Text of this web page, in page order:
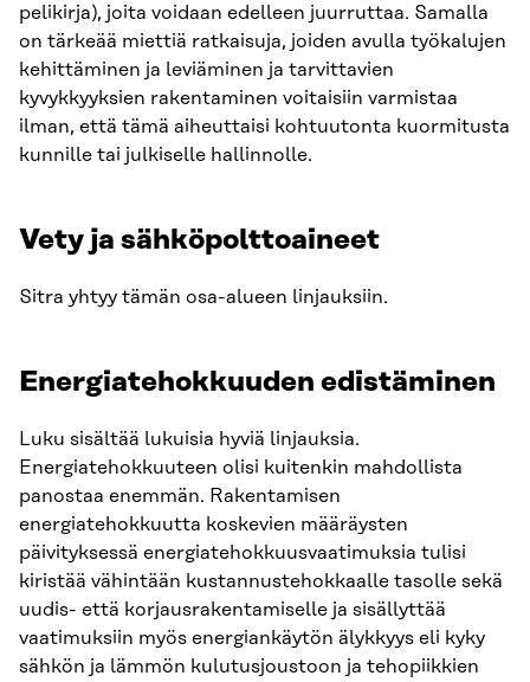
pelikirja), joita voidaan edelleen juurruttaa. Samalla
on tärkeää miettiä ratkaisuja, joiden avulla työkalujen
kehittäminen ja leviäminen ja tarvittavien
kyvykkyyksien rakentaminen voitaisiin varmistaa
ilman, että tämä aiheuttaisi kohtuutonta kuormitusta
kunnille tai julkiselle hallinnolle.
Vety ja sähköpolttoaineet
Sitra yhtyy tämän osa-alueen linjauksiin.
Energiatehokkuuden edistäminen
Luku sisältää lukuisia hyviä linjauksia.
Energiatehokkuuteen olisi kuitenkin mahdollista
panostaa enemmän. Rakentamisen
energiatehokkuutta koskevien määräysten
päivityksessä energiatehokkuusvaatimuksia tulisi
kiristää vähintään kustannustehokkaalle tasolle sekä
uudis- että korjausrakentamiselle ja sisällyttää
vaatimuksiin myös energiankäytön älykkyys eli kyky
sähkön ja lämmön kulutusjoustoon ja tehopiikkien